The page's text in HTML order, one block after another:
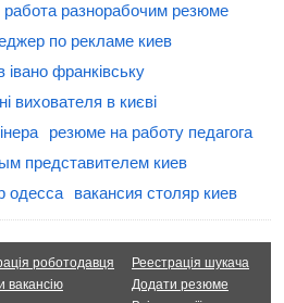
работа разнорабочим резюме
по рекламе киев
івано франківську
вихователя в києві
резюме на работу педагога
представителем киев
одесса
вакансия столяр киев
роботодавця
вакансію
Реестрація шукача
Додати резюме